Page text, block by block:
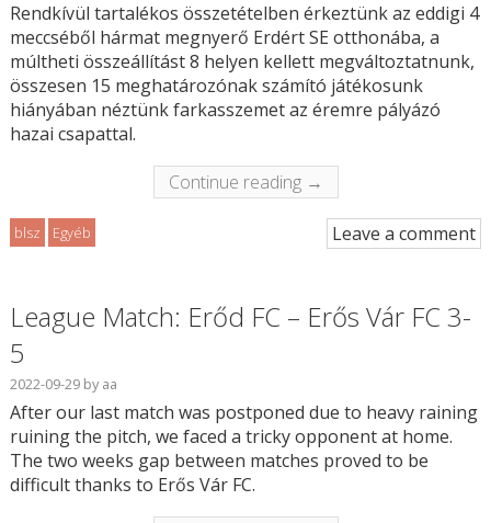
Rendkívül tartalékos összetételben érkeztünk az eddigi 4
meccséből hármat megnyerő Erdért SE otthonába, a
múltheti összeállítást 8 helyen kellett megváltoztatnunk,
összesen 15 meghatározónak számító játékosunk
hiányában néztünk farkasszemet az éremre pályázó
hazai csapattal.
Continue reading →
blsz Egyéb Leave a comment
League Match: Erőd FC – Erős Vár FC 3-
5
2022-09-29byaa
After our last match was postponed due to heavy raining
ruining the pitch, we faced a tricky opponent at home.
The two weeks gap between matches proved to be
difficult thanks to Erős Vár FC.